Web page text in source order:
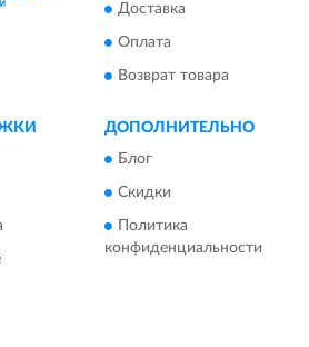
Доставка
Оплата
Возврат товара
ДОПОЛНИТЕЛЬНО
Блог
Скидки
Политика
конфиденциальности